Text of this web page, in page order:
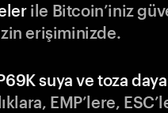
ile Bitcoin’iniz
erişiminizde.
suya ve toza
EMP’lere,